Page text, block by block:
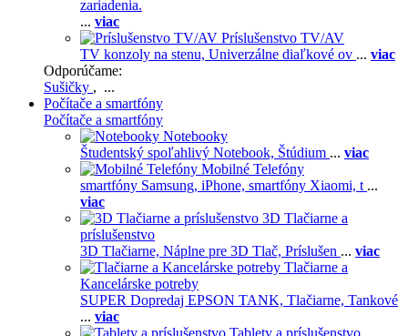
zariadenia.
... viac
Príslušenstvo TV/AV
TV konzoly na stenu, Univerzálne diaľkové ov ... viac
Odporúčame:
Sušičky , ...
Počítače a smartfóny
Počítače a smartfóny
Notebooky
Študentský spoľahlivý Notebook, Štúdium ... viac
Mobilné Telefóny
smartfóny Samsung, iPhone, smartfóny Xiaomi, t ...
viac
3D Tlačiarne a
príslušenstvo
3D Tlačiarne, Náplne pre 3D Tlač, Príslušen ... viac
Tlačiarne a
Kancelárske potreby
SUPER Dopredaj EPSON TANK, Tlačiarne, Tankové
... viac
Tablety a príslušenstvo